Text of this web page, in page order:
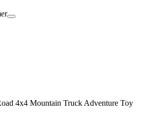
4x4 Mountain Truck Adventure Toy